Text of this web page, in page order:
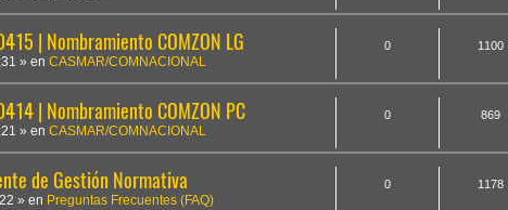
| Nombramiento COMZON LG
» en CASMAR/COMNACIONAL
0 1100
| Nombramiento COMZON PC
» en CASMAR/COMNACIONAL
0 869
de Gestión Normativa
» en Preguntas Frecuentes (FAQ)
0 1178